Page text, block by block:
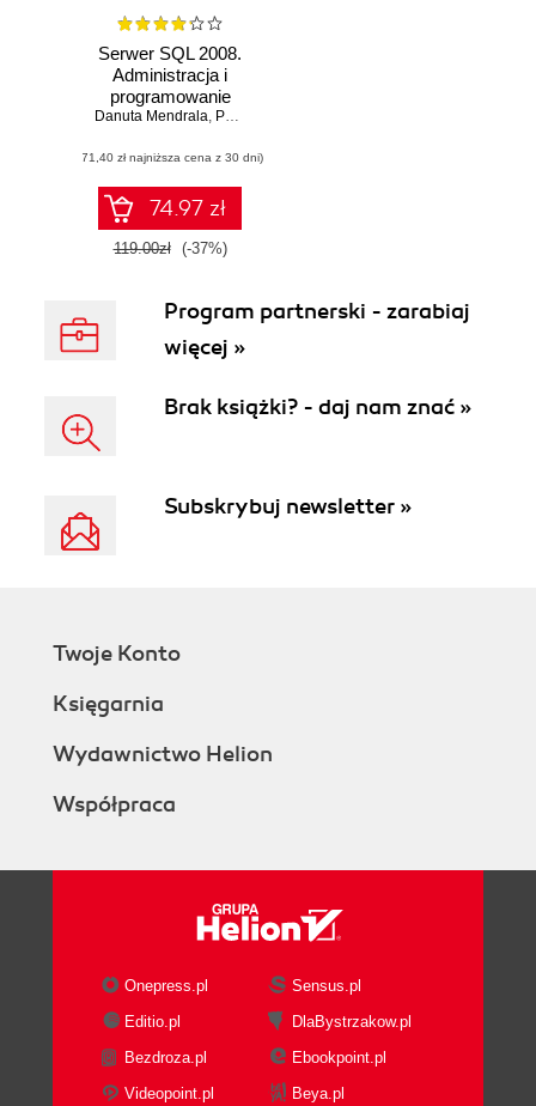
Serwer SQL 2008.
Administracja i
programowanie
Danuta Mendrala, Paweł Potasiński
(71,40 zł najniższa cena z 30 dni)
74.97 zł
119.00zł (-37%)
Program partnerski - zarabiaj
więcej »
Brak książki? - daj nam znać »
Subskrybuj newsletter »
Twoje Konto
Księgarnia
Wydawnictwo Helion
Współpraca
Onepress.pl
Sensus.pl
Editio.pl
DlaBystrzakow.pl
Bezdroza.pl
Ebookpoint.pl
Videopoint.pl
Beya.pl